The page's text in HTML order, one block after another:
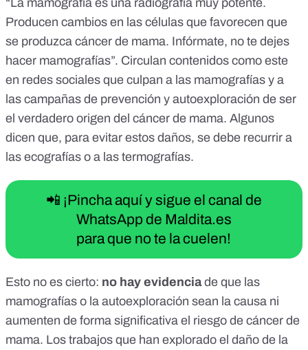
pregunt&eacute; por qu&eacute; no lo ofrec&iacute;an en
forma rutinaria, y me respondi&oacute;:&nbsp;<br />
&ldquo; No s&eacute;, simplemente tienen que
solicitarlo.&rdquo;</p> <p>Ahora me pregunto,
c&oacute;mo podr&iacute;a yo haberme enterado de esto si
de casualidad no hubiera le&iacute;do este mensaje
creo que ser solidarios con nuestro pr&oacute;jimo nos
enaltece a todos... por eso lo comparto!!!&nbsp;<br /> Si
deseas compartirlo, este mensaje lo envi&oacute; una
Endocrin&oacute;loga.</p>
Producen cambios en las células que favorecen que
se produzca cáncer de mama. Infórmate, no te dejes
hacer mamografías”. Circulan contenidos como este
en redes sociales que culpan a las mamografías y a
las campañas de prevención y autoexploración de ser
el verdadero origen del cáncer de mama. Algunos
dicen que, para evitar estos daños, se debe recurrir a
las ecografías o a las termografías.
📲 ¡Pincha aquí y sigue el canal de
WhatsApp de Maldita.es
para que no te la cuelen!
Esto no es cierto: no hay evidenciade que las
mamografías o la autoexploración sean la causa ni
aumenten de forma significativa el riesgo de cáncer de
mama. Los trabajos que han explorado el daño de la